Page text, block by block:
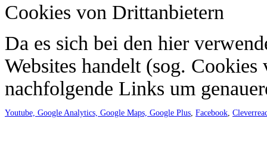
Cookies von Drittanbietern
Da es sich bei den hier
Websites handelt (sog.
nachfolgende Links um
Youtube, Google Analytics, Google Maps, Google Plus Facebook